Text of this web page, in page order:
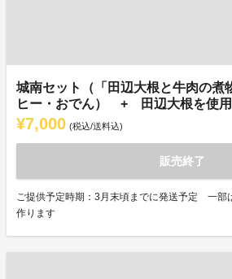
城南セット（「田辺大根と牛肉の煮
ヒー・おでん） + 田辺大根を使用
¥7,000 (税込/送料込)
販売終了
ご提供予定時期：3月末頃までに発送予定 一部
作ります